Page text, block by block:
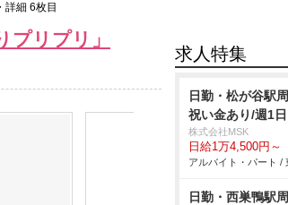
詳細 6枚目
リプリ」
求人特集
日勤・松が谷駅
祝い金あり/週1
株式会社MSK
日給1万4,500円～
アルバイト・パート /
日勤・西巣鴨駅